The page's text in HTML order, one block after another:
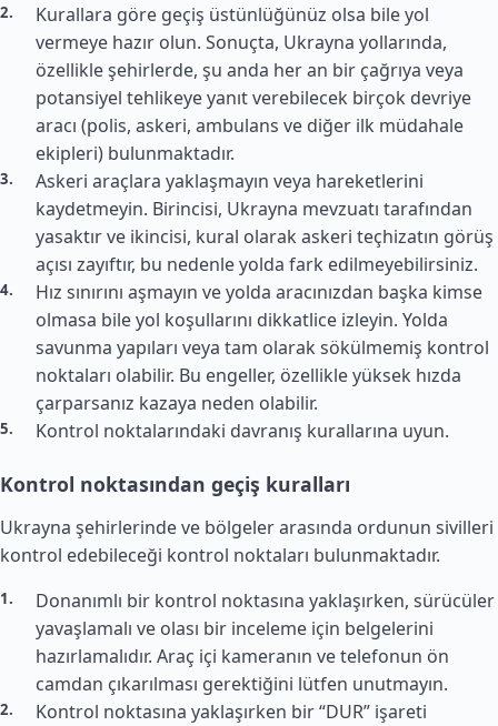
Kurallara göre geçiş üstünlüğünüz olsa bile yol
vermeye hazır olun. Sonuçta, Ukrayna yollarında,
özellikle şehirlerde, şu anda her an bir çağrıya veya
potansiyel tehlikeye yanıt verebilecek birçok devriye
aracı (polis, askeri, ambulans ve diğer ilk müdahale
ekipleri) bulunmaktadır.
Askeri araçlara yaklaşmayın veya hareketlerini
kaydetmeyin. Birincisi, Ukrayna mevzuatı tarafından
yasaktır ve ikincisi, kural olarak askeri teçhizatın görüş
açısı zayıftır, bu nedenle yolda fark edilmeyebilirsiniz.
Hız sınırını aşmayın ve yolda aracınızdan başka kimse
olmasa bile yol koşullarını dikkatlice izleyin. Yolda
savunma yapıları veya tam olarak sökülmemiş kontrol
noktaları olabilir. Bu engeller, özellikle yüksek hızda
çarparsanız kazaya neden olabilir.
Kontrol noktalarındaki davranış kurallarına uyun.
Kontrol noktasından geçiş kuralları
Ukrayna şehirlerinde ve bölgeler arasında ordunun sivilleri
kontrol edebileceği kontrol noktaları bulunmaktadır.
Donanımlı bir kontrol noktasına yaklaşırken, sürücüler
yavaşlamalı ve olası bir inceleme için belgelerini
hazırlamalıdır. Araç içi kameranın ve telefonun ön
camdan çıkarılması gerektiğini lütfen unutmayın.
Kontrol noktasına yaklaşırken bir “DUR” işareti